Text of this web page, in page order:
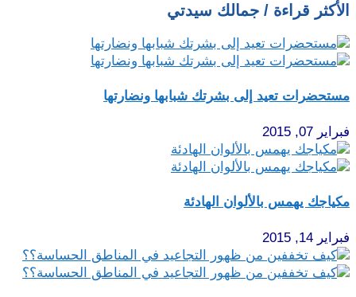
الأكثر قراءة / جمالك سيدتي
مستحضرات تعيد إلى بشرتك شبابها ونضارتها
فبراير 07, 2015
مكياجك يهمس بالألوان الهادئة
فبراير 14, 2015